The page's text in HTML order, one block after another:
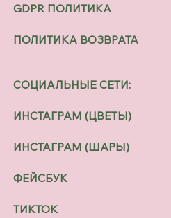
GDPR ПОЛИТИКА
ПОЛИТИКА ВОЗВРАТА
СОЦИАЛЬНЫЕ СЕТИ:
ИНСТАГРАМ (ЦВЕТЫ)
ИНСТАГРАМ (ШАРЫ)
ФЕЙСБУК
ТИКТОК